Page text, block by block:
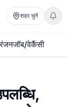
शहर चुनें
जॉब/वेकैंसी